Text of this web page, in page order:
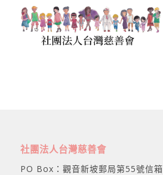
社團法人台灣慈善會
PO Box：觀音新坡郵局第55號信箱